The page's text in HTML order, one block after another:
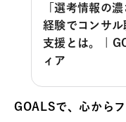
「選考情報の
経験でコンサ
支援とは。 |
ィア
GOALSで、心から